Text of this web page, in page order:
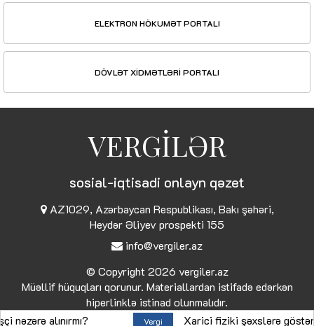
ELEKTRON HÖKUMƏT PORTALI
DÖVLƏT XİDMƏTLƏRİ PORTALI
VERGİLƏR
sosial-iqtisadi onlayn qəzet
AZ1029, Azərbaycan Respublikası, Bakı şəhəri,
Heydər Əliyev prospekti 155
info@vergiler.az
© Copyright 2026 vergiler.az
Müəllif hüquqları qorunur. Materiallardan istifadə edərkən
hiperlinklə istinad olunmalıdır.
alınırmı?
Xarici fiziki şəxslərə göstərilən